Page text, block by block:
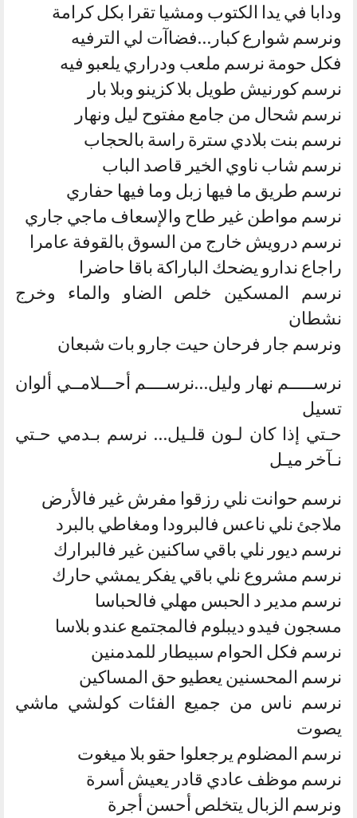
ودابا في يدا الكتوب ومشيا تقرا بكل كرامة
ونرسم شوارع كبار…فضاآت لي الترفيه
فكل حومة نرسم ملعب ودراري يلعبو فيه
نرسم كورنيش طويل بلا كزينو وبلا بار
نرسم شحال من جامع مفتوح ليل ونهار
نرسم بنت بلادي سترة راسة بالحجاب
نرسم شاب ناوي الخير قاصد الباب
نرسم طريق ما فيها زبل وما فيها حفاري
نرسم مواطن غير طاح والإسعاف ماجي جاري
نرسم درويش خارج من السوق بالقوفة عامرا
راجاع ندارو يضحك الباراكة باقا حاضرا
نرسم المسكين خلص الضاو والماء وخرج
نشطان
ونرسم جار فرحان حيت جارو بات شبعان
نرســـــم نهار وليل…نرســــم أحـــلامــي ألوان
تسيل
حـتي إذا كان لـون قلـيل… نرسم بـدمي حـتي
نـآخر ميـل
نرسم حوانت نلي رزقوا مفرش غير فالأرض
ملاجئ نلي ناعس فالبرودا ومغاطي بالبرد
نرسم ديور نلي باقي ساكنين غير فالبرارك
نرسم مشروع نلي باقي يفكر يمشي حارك
نرسم مدير د الحبس مهلي فالحباسا
مسجون فيدو ديبلوم فالمجتمع عندو بلاسا
نرسم فكل الحوام سبيطار للمدمنين
نرسم المحسنين يعطيو حق المساكين
نرسم ناس من جميع الفئات كولشي ماشي
يصوت
نرسم المضلوم يرجعلوا حقو بلا ميغوت
نرسم موظف عادي قادر يعيش أسرة
ونرسم الزبال يتخلص أحسن أجرة